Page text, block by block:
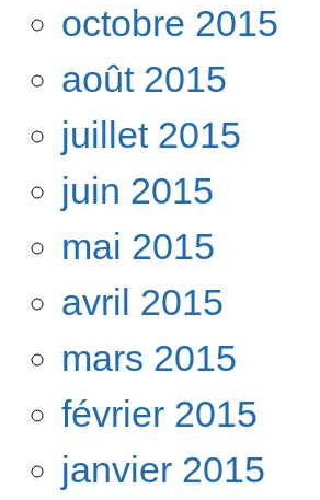
octobre 2015
août 2015
juillet 2015
juin 2015
mai 2015
avril 2015
mars 2015
février 2015
janvier 2015